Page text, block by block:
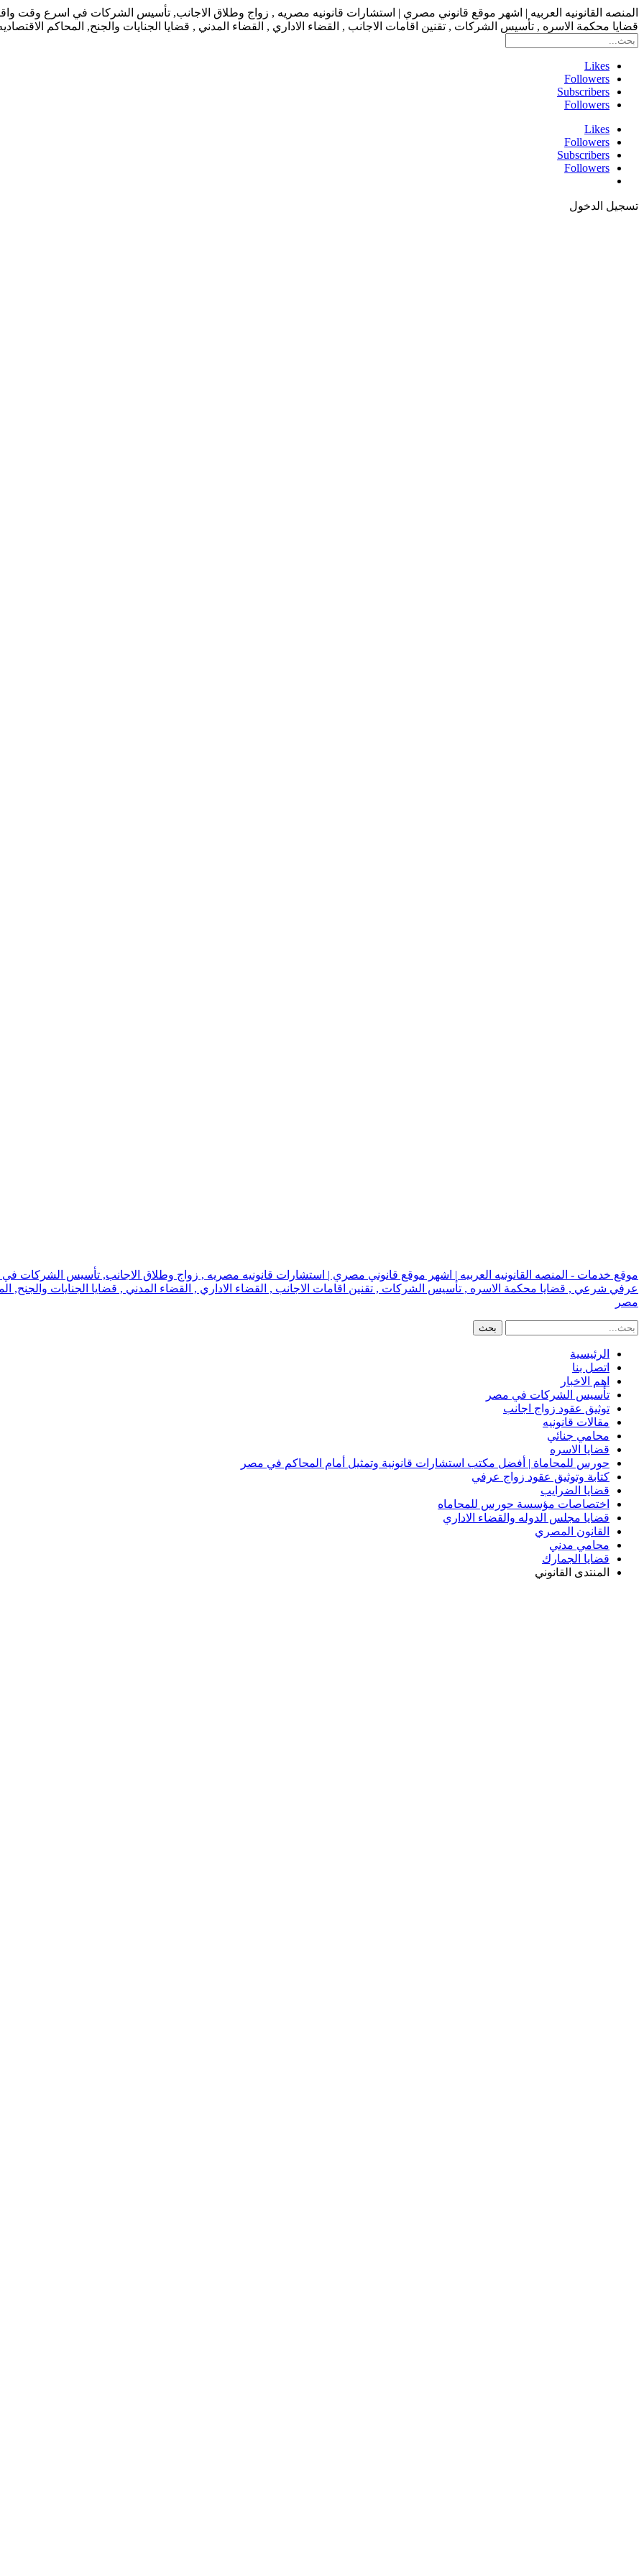
المنصه القانونيه العربيه | اشهر موقع قانوني مصري | استشارات قانونيه مصريه , زواج وطلاق الاجانب, تأسيس الشركات في اسرع وقت
قضايا محكمة الاسره , تأسيس الشركات , تقنين اقامات الاجانب , القضاء الاداري , القضاء المدني , قضايا الجنايات والجنح, المحاكم
Likes
Followers
Subscribers
Followers
Likes
Followers
Subscribers
Followers
تسجيل الدخول
موقع خدمات - المنصه القانونيه العربيه | اشهر موقع قانوني مصري | استشارات قانونيه مصريه , زواج وطلاق الاجانب, تأسيس الشركات في
عرفي شرعي , قضايا محكمة الاسره , تأسيس الشركات , تقنين اقامات الاجانب , القضاء الاداري , القضاء المدني , قضايا الجنايات والجنح,
مصر
الرئيسية
اتصل بنا
اهم الاخبار
تأسيس الشركات في مصر
توثيق عقود زواج اجانب
مقالات قانونيه
محامي جنائي
قضايا الاسره
حورس للمحاماة | أفضل مكتب استشارات قانونية وتمثيل أمام المحاكم في مصر
كتابة وتوثيق عقود زواج عرفي
قضايا الضرايب
اختصاصات مؤسسة حورس للمحاماه
قضايا مجلس الدوله والقضاء الاداري
القانون المصري
محامي مدني
قضايا الجمارك
المنتدى القانوني